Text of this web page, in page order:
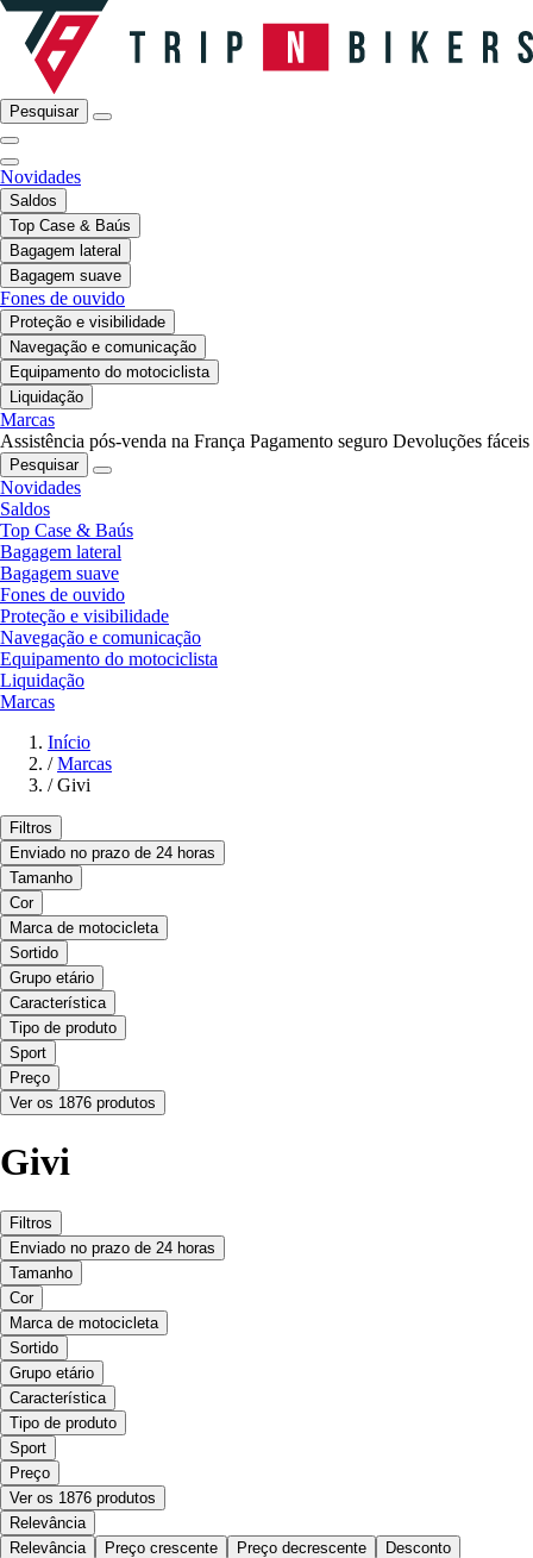
Pesquisar
Novidades
Saldos
Top Case & Baús
Bagagem lateral
Bagagem suave
Fones de ouvido
Proteção e visibilidade
Navegação e comunicação
Equipamento do motociclista
Liquidação
Marcas
Assistência pós-venda na França Pagamento seguro Devoluções fáceis
Pesquisar
Novidades
Saldos
Top Case & Baús
Bagagem lateral
Bagagem suave
Fones de ouvido
Proteção e visibilidade
Navegação e comunicação
Equipamento do motociclista
Liquidação
Marcas
Início
/ Marcas
/ Givi
Filtros
Enviado no prazo de 24 horas
Tamanho
Cor
Marca de motocicleta
Sortido
Grupo etário
Característica
Tipo de produto
Sport
Preço
Ver os 1876 produtos
Givi
Filtros
Enviado no prazo de 24 horas
Tamanho
Cor
Marca de motocicleta
Sortido
Grupo etário
Característica
Tipo de produto
Sport
Preço
Ver os 1876 produtos
Relevância
Relevância
Preço crescente Preço decrescente Desconto